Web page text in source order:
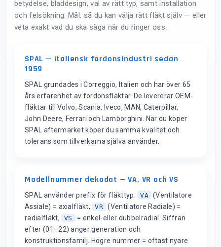
betydelse, bladdesign, val av rätt typ, samt installation
och felsökning. Mål: så du kan välja rätt fläkt själv — eller
veta exakt vad du ska säga när du ringer oss.
SPAL — italiensk fordonsindustri sedan
1959
SPAL grundades i Correggio, Italien och har över 65
års erfarenhet av fordonsfläktar. De levererar OEM-
fläktar till Volvo, Scania, Iveco, MAN, Caterpillar,
John Deere, Ferrari och Lamborghini. När du köper
SPAL aftermarket köper du samma kvalitet och
tolerans som tillverkarna själva använder.
Modellnummer dekodat — VA, VR och VS
SPAL använder prefix för fläkttyp: VA
(Ventilatore
Assiale) = axialfläkt,
VR (Ventilatore Radiale) =
radialfläkt,
VS
= enkel-eller dubbelradial. Siffran
efter (01–22) anger generation och
konstruktionsfamilj. Högre nummer = oftast nyare